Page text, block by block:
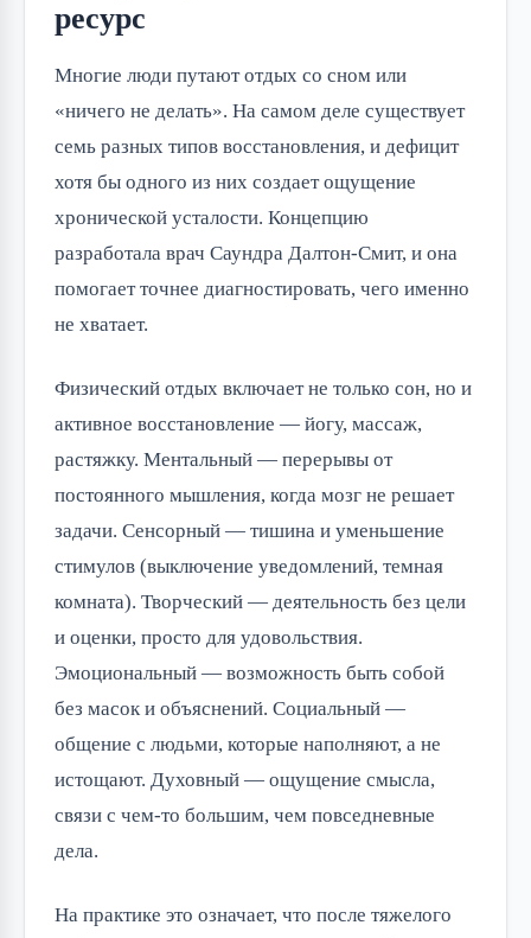
ресурс
Многие люди путают отдых со сном или
«ничего не делать». На самом деле существует
семь разных типов восстановления, и дефицит
хотя бы одного из них создает ощущение
хронической усталости. Концепцию
разработала врач Саундра Далтон-Смит, и она
помогает точнее диагностировать, чего именно
не хватает.
Физический отдых включает не только сон, но и
активное восстановление — йогу, массаж,
растяжку. Ментальный — перерывы от
постоянного мышления, когда мозг не решает
задачи. Сенсорный — тишина и уменьшение
стимулов (выключение уведомлений, темная
комната). Творческий — деятельность без цели
и оценки, просто для удовольствия.
Эмоциональный — возможность быть собой
без масок и объяснений. Социальный —
общение с людьми, которые наполняют, а не
истощают. Духовный — ощущение смысла,
связи с чем-то большим, чем повседневные
дела.
На практике это означает, что после тяжелого